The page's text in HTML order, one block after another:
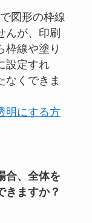
図形の枠線
んが、印刷
枠線や塗り
設定すれ
なくできま
明にする方
合、全体を
きますか？